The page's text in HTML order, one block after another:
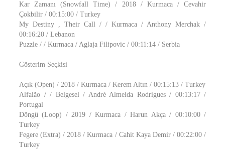
Kar Zamanı (Snowfall Time) / 2018 / Kurmaca / Cevahir
Çokbilir / 00:15:00 / Turkey
My Destiny , Their Call / / Kurmaca / Anthony Merchak /
00:16:20 / Lebanon
Puzzle / / Kurmaca / Aglaja Filipovic / 00:11:14 / Serbia
Gösterim Seçkisi
Açık (Open) / 2018 / Kurmaca / Kerem Altın / 00:15:13 / Turkey
Alfaião / / Belgesel / André Almeida Rodrigues / 00:13:17 /
Portugal
Döngü (Loop) / 2019 / Kurmaca / Harun Akça / 00:10:00 /
Turkey
Fegere (Extra) / 2018 / Kurmaca / Cahit Kaya Demir / 00:22:00 /
Turkey